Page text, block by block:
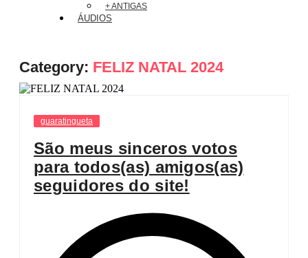
+ ANTIGAS
ÁUDIOS
Category: FELIZ NATAL 2024
guaratingueta
São meus sinceros votos
para todos(as) amigos(as)
seguidores do site!